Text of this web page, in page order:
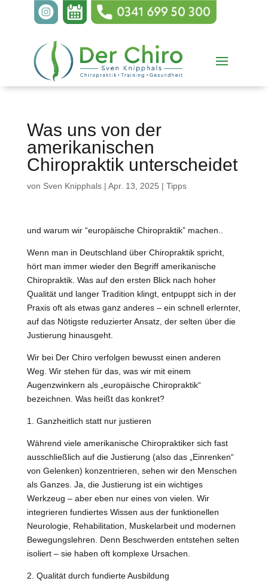
Was uns von der
amerikanischen
Chiropraktik unterscheidet
von Sven Knipphals| Apr. 13, 2025 | Tipps
und warum wir “europäische Chiropraktik” machen..
Wenn man in Deutschland über Chiropraktik spricht,
hört man immer wieder den Begriff amerikanische
Chiropraktik. Was auf den ersten Blick nach hoher
Qualität und langer Tradition klingt, entpuppt sich in der
Praxis oft als etwas ganz anderes – ein schnell erlernter,
auf das Nötigste reduzierter Ansatz, der selten über die
Justierung hinausgeht.
Wir bei Der Chiro verfolgen bewusst einen anderen
Weg. Wir stehen für das, was wir mit einem
Augenzwinkern als „europäische Chiropraktik“
bezeichnen. Was heißt das konkret?
1. Ganzheitlich statt nur justieren
Während viele amerikanische Chiropraktiker sich fast
ausschließlich auf die Justierung (also das „Einrenken“
von Gelenken) konzentrieren, sehen wir den Menschen
als Ganzes. Ja, die Justierung ist ein wichtiges
Werkzeug – aber eben nur eines von vielen. Wir
integrieren fundiertes Wissen aus der funktionellen
Neurologie, Rehabilitation, Muskelarbeit und modernen
Bewegungslehren. Denn Beschwerden entstehen selten
isoliert – sie haben oft komplexe Ursachen.
2. Qualität durch fundierte Ausbildung